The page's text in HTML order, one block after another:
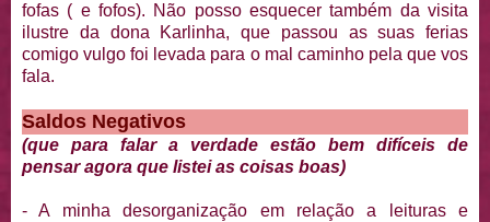
fofas ( e fofos). Não posso esquecer também da visita
ilustre da dona Karlinha, que passou as suas ferias
comigo vulgo foi levada para o mal caminho pela que vos
fala.
Saldos Negativos
(que para falar a verdade estão bem difíceis de
pensar agora que listei as coisas boas)
- A minha desorganização em relação a leituras e